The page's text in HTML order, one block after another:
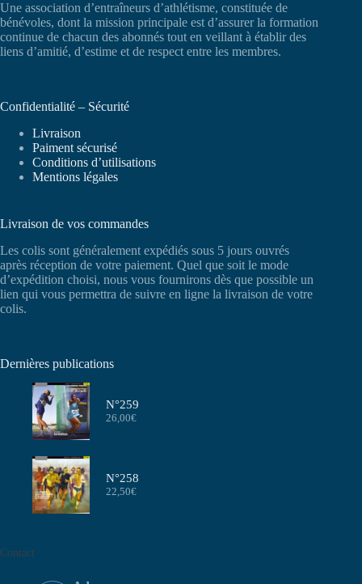
Une association d’entraîneurs d’athlétisme, constituée de
bénévoles, dont la mission principale est d’assurer la formation
continue de chacun des abonnés tout en veillant à établir des
liens d’amitié, d’estime et de respect entre les membres.
Confidentialité – Sécurité
Livraison
Paiment sécurisé
Conditions d’utilisations
Mentions légales
Livraison de vos commandes
Les colis sont généralement expédiés sous 5 jours ouvrés
après réception de votre paiement. Quel que soit le mode
d’expédition choisi, nous vous fournirons dès que possible un
lien qui vous permettra de suivre en ligne la livraison de votre
colis.
Dernières publications
N°259
26,00€
N°258
22,50€
Contact